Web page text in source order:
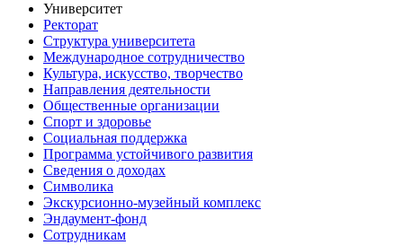
Университет
Ректорат
Структура университета
Международное сотрудничество
Культура, искусство, творчество
Направления деятельности
Общественные организации
Спорт и здоровье
Социальная поддержка
Программа устойчивого развития
Сведения о доходах
Символика
Экскурсионно-музейный комплекс
Эндаумент-фонд
Сотрудникам